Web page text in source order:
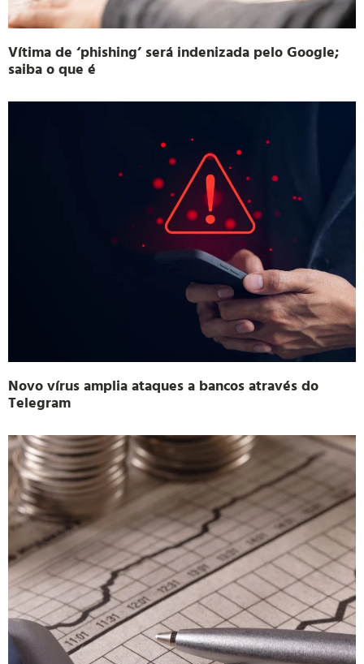
Vítima de ‘phishing’ será indenizada pelo Google;
saiba o que é
Novo vírus amplia ataques a bancos através do
Telegram